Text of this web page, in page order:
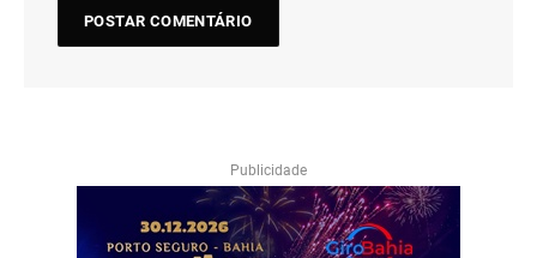
Publicidade